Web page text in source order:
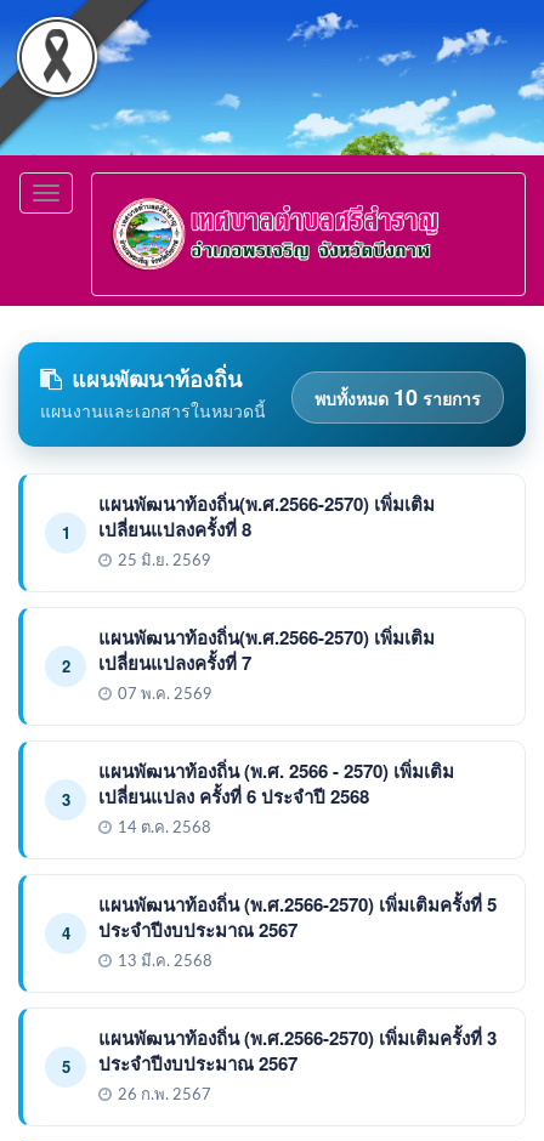
Toggle
navigation
แผนพัฒนาท้องถิ่น
แผนงานและเอกสารในหมวดนี้
พบทั้งหมด 10 รายการ
1
แผนพัฒนาท้องถิ่น(พ.ศ.2566-2570) เพิ่มเติม
เปลี่ยนแปลงครั้งที่ 8
25 มิ.ย. 2569
2
แผนพัฒนาท้องถิ่น(พ.ศ.2566-2570) เพิ่มเติม
เปลี่ยนแปลงครั้งที่ 7
07 พ.ค. 2569
3
แผนพัฒนาท้องถิ่น (พ.ศ. 2566 - 2570) เพิ่มเติม
เปลี่ยนแปลง ครั้งที่ 6 ประจำปี 2568
14 ต.ค. 2568
4
แผนพัฒนาท้องถิ่น (พ.ศ.2566-2570) เพิ่มเติมครั้งที่ 5
ประจำปีงบประมาณ 2567
13 มี.ค. 2568
5
แผนพัฒนาท้องถิ่น (พ.ศ.2566-2570) เพิ่มเติมครั้งที่ 3
ประจำปีงบประมาณ 2567
26 ก.พ. 2567